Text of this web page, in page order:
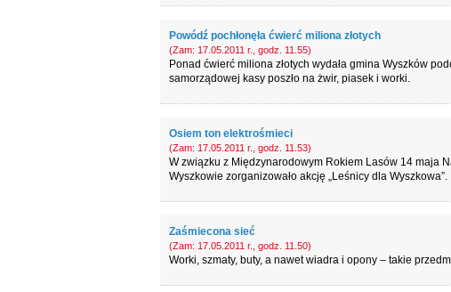
Powódź pochłonęła ćwierć miliona złotych
(Zam: 17.05.2011 r., godz. 11.55)
Ponad ćwierć miliona złotych wydała gmina Wyszków
samorządowej kasy poszło na żwir, piasek i worki.
Osiem ton elektrośmieci
(Zam: 17.05.2011 r., godz. 11.53)
W związku z Międzynarodowym Rokiem Lasów 14 maja
Wyszkowie zorganizowało akcję „Leśnicy dla Wyszkowa”.
Zaśmiecona sieć
(Zam: 17.05.2011 r., godz. 11.50)
Worki, szmaty, buty, a nawet wiadra i opony – takie